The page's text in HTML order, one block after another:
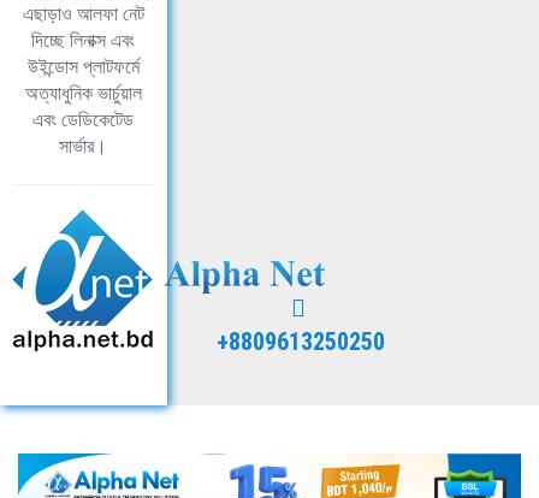
এছাড়াও আলফা নেট
দিচ্ছে লিনাক্স এবং
উইন্ডোস প্লাটফর্মে
অত্যাধুনিক ভার্চুয়াল
এবং ডেডিকেটেড
সার্ভার।
+8809613250250